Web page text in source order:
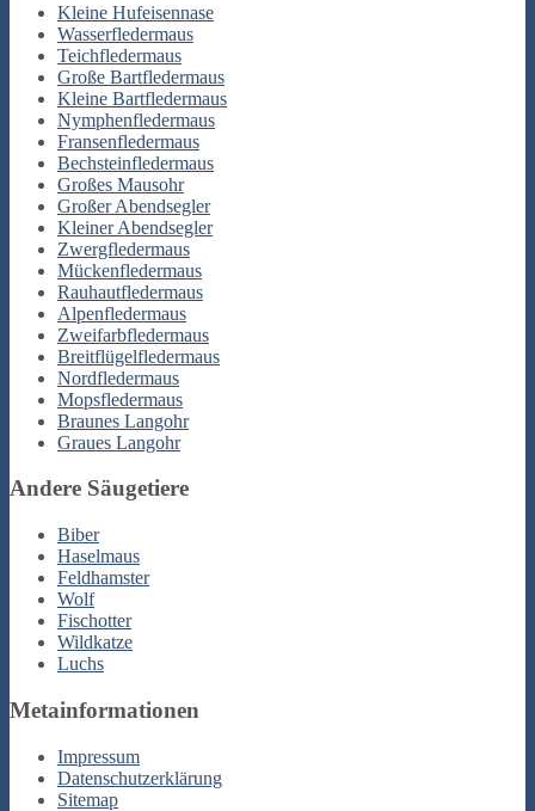
Kleine Hufeisennase
Wasserfledermaus
Teichfledermaus
Große Bartfledermaus
Kleine Bartfledermaus
Nymphenfledermaus
Fransenfledermaus
Bechsteinfledermaus
Großes Mausohr
Großer Abendsegler
Kleiner Abendsegler
Zwergfledermaus
Mückenfledermaus
Rauhautfledermaus
Alpenfledermaus
Zweifarbfledermaus
Breitflügelfledermaus
Nordfledermaus
Mopsfledermaus
Braunes Langohr
Graues Langohr
Andere Säugetiere
Biber
Haselmaus
Feldhamster
Wolf
Fischotter
Wildkatze
Luchs
Metainformationen
Impressum
Datenschutzerklärung
Sitemap